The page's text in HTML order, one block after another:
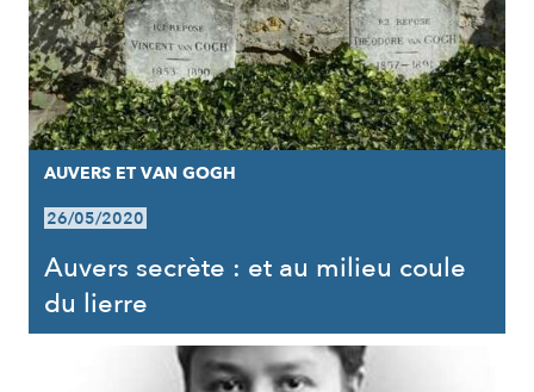
AUVERS ET VAN GOGH
26/05/2020
Auvers secrète : et au milieu coule
du lierre